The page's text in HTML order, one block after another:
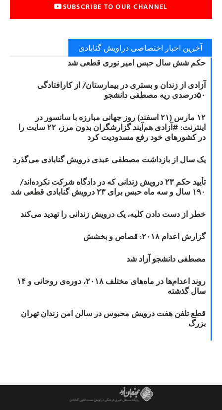
SUBSCRIBE TO OUR CHANNEL
آخرین اخبار اختصاصی دراویش گنابادی
حکم شش سال حبس امیر نوری قطعی شد
آزادی از زندان و بستری در بیمارستان/ از کارافتادگی
۵۰درصدی ریه مصطفی دانشجو
۱۲ مارس (۲۱ اسفند) روز جهانی مبارزه با سانسور در
اینترنت: #آزادی هم‌آیند گزارشگران‌ بدون مرز، ۲۲ سایت را
در کشورهای خود رفع مسدودیت کرد
یک سال از بازداشت مصطفی عبدی درویش گنابادی می‌گذرد
تأیید حکم ۲۳ درویش زندانی که در دادگاه شرکت نکرده‌اند/
۱۹۰ سال و سه ماه حبس برای ۲۳ درویش گنابادی قطعی شد
خطر از دست دادن کلیه، یک درویش زندانی را تهدید می‌کند
گزارش اعدام ۲۰۱۸: قصاص و بخشش
مصطفی دانشجو آزاد شد
روند اعدام‌ها در ماه‌های مختلف ۲۰۱۸، دوره‌ی روحانی و ۱۴
سال گذشته
قطع تلفن هفت درویش محبوس در سالن امن زندان تهران
بزرگ